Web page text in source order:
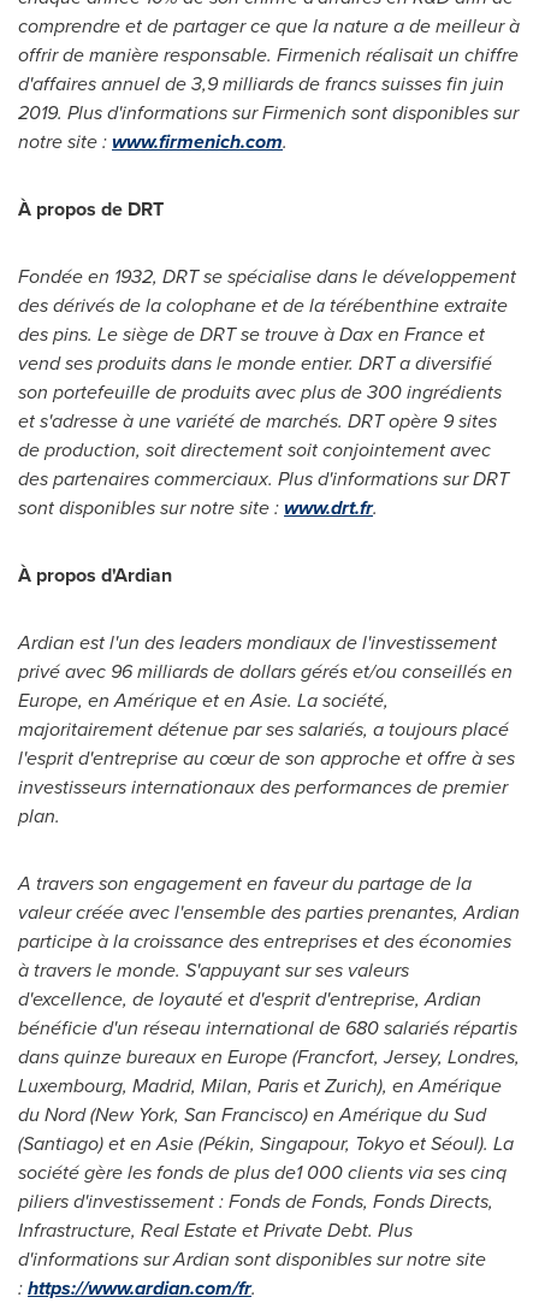
comprendre et de partager ce que la nature a de meilleur à
offrir de manière responsable. Firmenich réalisait un chiffre
d'affaires annuel de 3,9 milliards de francs suisses fin juin
2019. Plus d'informations sur Firmenich sont disponibles sur
notre site :www.firmenich.com.
À propos de DRT
Fondée en 1932, DRT se spécialise dans le développement
des dérivés de la colophane et de la térébenthine extraite
des pins. Le siège de DRT se trouve à Dax en Franceet
vend ses produits dans le monde entier. DRT a diversifié
son portefeuille de produits avec plus de 300 ingrédients
et s'adresse à une variété de marchés. DRT opère 9 sites
de production, soit directement soit conjointement avec
des partenaires commerciaux. Plus d'informations sur DRT
sont disponibles sur notre site :www.drt.fr.
À propos d'Ardian
Ardian est l'un des leaders mondiaux de l'investissement
privé avec 96 milliards de dollars gérés et/ou conseillés en
Europe, en Amérique et en Asie. La société,
majoritairement détenue par ses salariés, a toujours placé
l'esprit d'entreprise au cœur de son approche et offre à ses
investisseurs internationaux des performances de premier
plan.
A travers son engagement en faveur du partage de la
valeur créée avec l'ensemble des parties prenantes, Ardian
participe à la croissance des entreprises et des économies
à travers le monde. S'appuyant sur ses valeurs
d'excellence, de loyauté et d'esprit d'entreprise, Ardian
bénéficie d'un réseau international de 680 salariés répartis
dans quinze bureaux en Europe(Francfort, Jersey, Londres,
Luxembourg, Madrid, Milan, ParisetZurich), en Amérique
du Nord (New York, San Francisco) en Amérique duSud
(Santiago)et en Asie (Pékin, Singapour, Tokyoet Séoul). La
société gère les fonds de plus de1 000 clients via ses cinq
piliers d'investissement : Fonds de Fonds, Fonds Directs,
Infrastructure, Real Estate et Private Debt. Plus
d'informations sur Ardian sont disponibles sur notre site
:https://www.ardian.com/fr.